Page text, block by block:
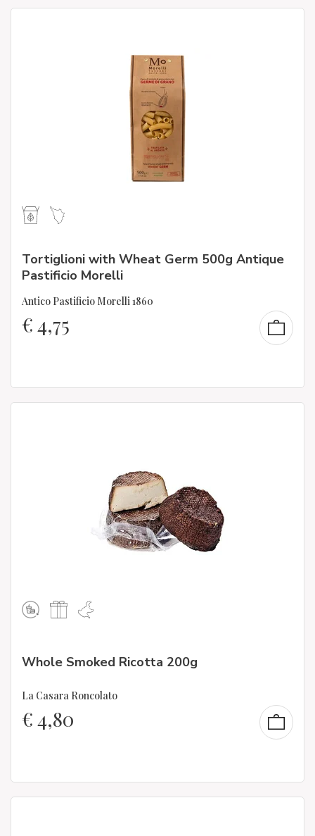
Tortiglioni with Wheat Germ 500g Antique
Pastificio Morelli
Antico Pastificio Morelli 1860
€4,75
Whole Smoked Ricotta 200g
La Casara Roncolato
€4,80